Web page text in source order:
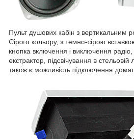
Пульт душових кабін з вертикальним
Сірого кольору, з темно-сірою
кнопка включення і виключення
екстрактор, підсвічування в стельовій
також є можливість підключення